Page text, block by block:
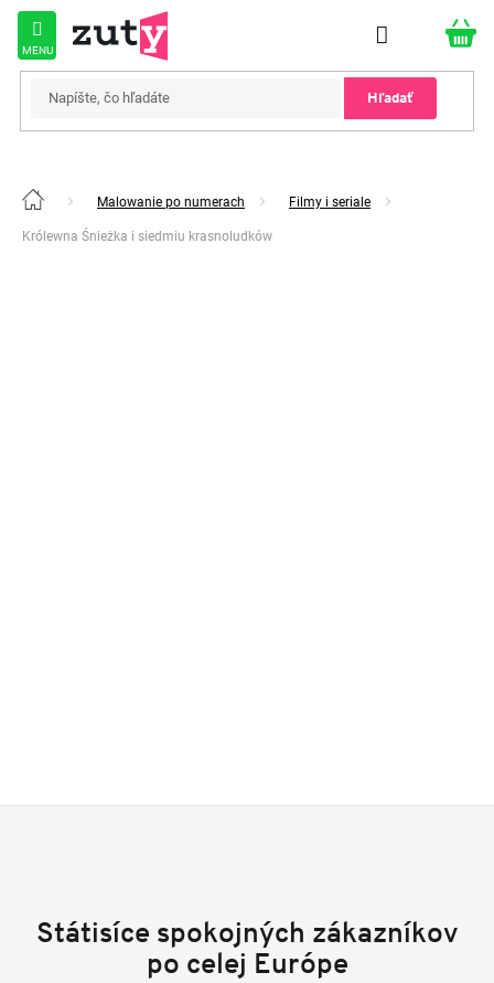
Prejsť
obsah
Hľadať
Domov Malowanie po numerach Filmy i seriale
Królewna Śnieżka i siedmiu krasnoludków
Státisíce spokojných zákazníkov
po celej Európe